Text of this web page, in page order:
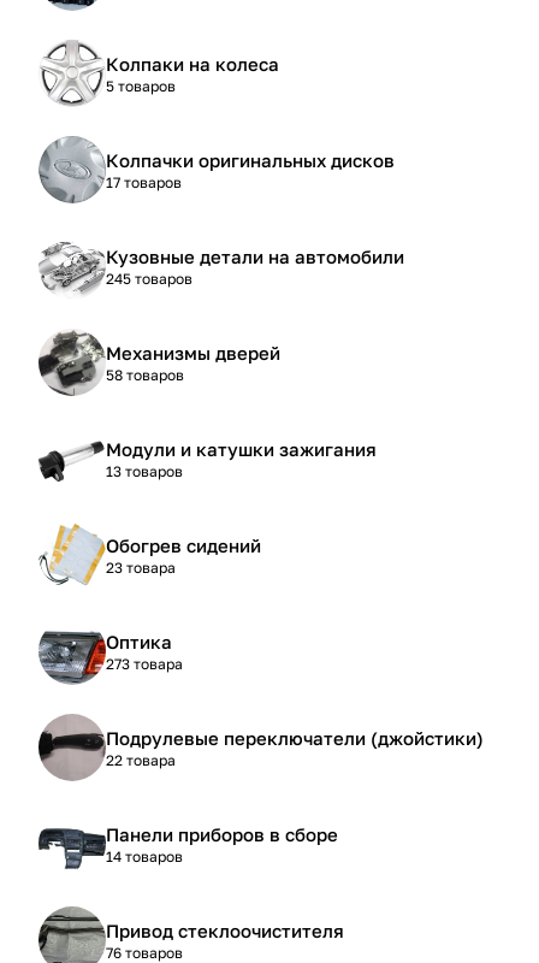
Колпаки на колеса
5 товаров
Колпачки оригинальных дисков
17 товаров
Кузовные детали на автомобили
245 товаров
Механизмы дверей
58 товаров
Модули и катушки зажигания
13 товаров
Обогрев сидений
23 товара
Оптика
273 товара
Подрулевые переключатели (джойстики)
22 товара
Панели приборов в сборе
14 товаров
Привод стеклоочистителя
76 товаров